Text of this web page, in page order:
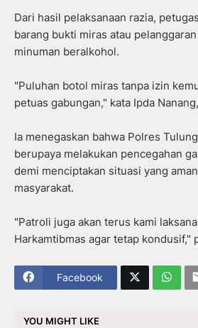
Dari hasil pelaksanaan razia,
barang bukti miras atau
minuman beralkohol.
"Puluhan botol miras tanpa izin
petuas gabungan," kata Ipda
Ia menegaskan bahwa Polres
berupaya melakukan pencegahan
demi menciptakan situasi yang
masyarakat.
"Patroli juga akan terus kami
Harkamtibmas agar tetap kondusif,"
Facebook
YOU MIGHT LIKE